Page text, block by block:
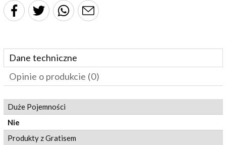
Dane techniczne
Opinie o produkcie (0)
Duże Pojemności
Nie
Produkty z Gratisem